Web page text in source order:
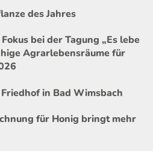
des Jahres
bei der Tagung „Es lebe
Agrarlebensräume für
in Bad Wimsbach
für Honig bringt mehr